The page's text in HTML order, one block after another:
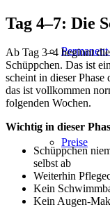
Preise
Tag 4–7: Die
Ab Tag 3–4 beginnt
Schüppchen. Das ist
scheint in dieser
das ist vollkommen
folgenden Wochen.
Wichtig in dieser
Schüppchen
selbst ab
Weiterhin
Kein
Kein Augen-